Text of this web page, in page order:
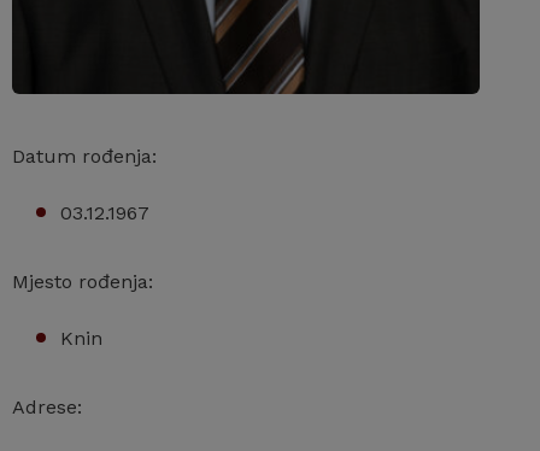
Datum rođenja:
03.12.1967
Mjesto rođenja:
Knin
Adrese: